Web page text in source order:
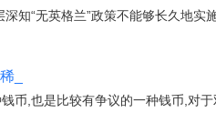
知“无英格兰”政策不能够长久地
_
币,也是比较有争议的一种钱币,对